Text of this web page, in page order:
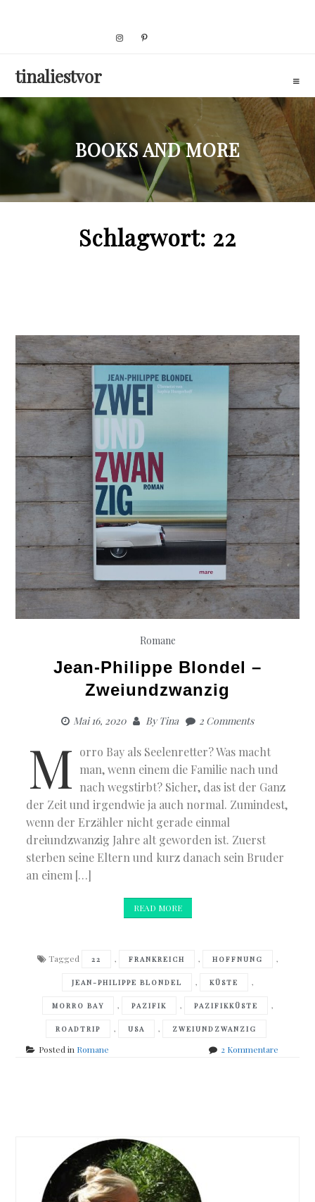
tinaliestvor
BOOKS AND MORE
Schlagwort: 22
Romane
Jean-Philippe Blondel –
Zweiundzwanzig
Mai 16, 2020 ByTina 2 Comments
M orro Bay als Seelenretter? Was macht
man, wenn einem die Familie nach und
nach wegstirbt? Sicher, das ist der Ganz
der Zeit und irgendwie ja auch normal. Zumindest,
wenn der Erzähler nicht gerade einmal
dreiundzwanzig Jahre alt geworden ist. Zuerst
sterben seine Eltern und kurz danach sein Bruder
an einem […]
READ MORE
Tagged 22 , FRANKREICH , HOFFNUNG ,
JEAN-PHILIPPE BLONDEL , KÜSTE ,
MORRO BAY , PAZIFIK , PAZIFIKKÜSTE ,
ROADTRIP , USA , ZWEIUNDZWANZIG
Posted in Romane 2 Kommentarezu
navigation